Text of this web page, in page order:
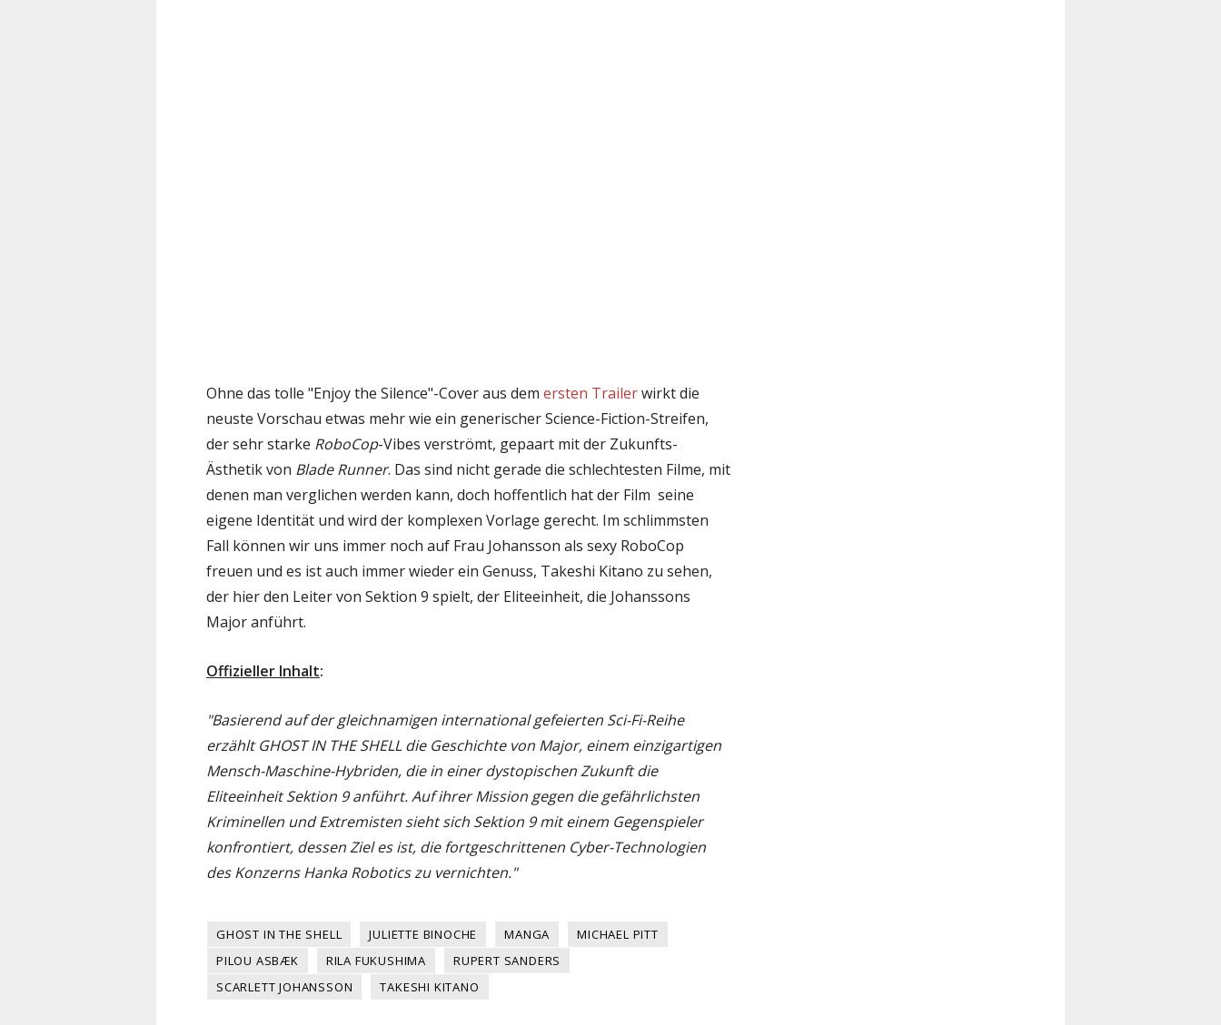
Ohne das tolle "Enjoy the Silence"-Cover aus dem ersten Trailerwirkt die
neuste Vorschau etwas mehr wie ein generischer Science-Fiction-Streifen,
der sehr starke RoboCop-Vibes verströmt, gepaart mit der Zukunfts-
Ästhetik von Blade Runner. Das sind nicht gerade die schlechtesten Filme, mit
denen man verglichen werden kann, doch hoffentlich hat der Film seine
eigene Identität und wird der komplexen Vorlage gerecht. Im schlimmsten
Fall können wir uns immer noch auf Frau Johansson als sexy RoboCop
freuen und es ist auch immer wieder ein Genuss, Takeshi Kitano zu sehen,
der hier den Leiter von Sektion 9 spielt, der Eliteeinheit, die Johanssons
Major anführt.
Offizieller Inhalt:
"Basierend auf der gleichnamigen international gefeierten Sci-Fi-Reihe
erzählt GHOST IN THE SHELL die Geschichte von Major, einem einzigartigen
Mensch-Maschine-Hybriden, die in einer dystopischen Zukunft die
Eliteeinheit Sektion 9 anführt. Auf ihrer Mission gegen die gefährlichsten
Kriminellen und Extremisten sieht sich Sektion 9 mit einem Gegenspieler
konfrontiert, dessen Ziel es ist, die fortgeschrittenen Cyber-Technologien
des Konzerns Hanka Robotics zu vernichten."
GHOST IN THE SHELL JULIETTE BINOCHE MANGA
MICHAEL PITT
PILOU ASBÆK
RILA FUKUSHIMA
RUPERT SANDERS
SCARLETT JOHANSSON
TAKESHI KITANO